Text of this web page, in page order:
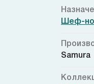
Шеф-
Samura